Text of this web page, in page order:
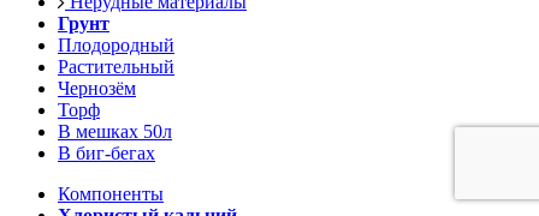
Грунт
Плодородный
Растительный
Чернозём
Торф
В мешках 50л
В биг-бегах
Компоненты